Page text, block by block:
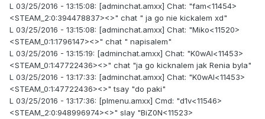
L 03/25/2016 - 13:15:08: [adminchat.amxx] Chat: "fam<11454>
<STEAM_2:0:394478837><>" chat " ja go nie kickalem xd"
L 03/25/2016 - 13:15:08: [adminchat.amxx] Chat: "Miko<11520>
<STEAM_0:1:1796147><>" chat " napisalem"
L 03/25/2016 - 13:15:19: [adminchat.amxx] Chat: "K0wAl<11453>
<STEAM_0:1:47722436><>" chat "ja go kicknalem jak Renia byla"
L 03/25/2016 - 13:17:33: [adminchat.amxx] Chat: "K0wAl<11453>
<STEAM_0:1:47722436><>" tsay "do paki"
L 03/25/2016 - 13:17:36: [plmenu.amxx] Cmd: "d1v<11546>
<STEAM_2:0:948996974><>" slay "BiZ0N<11523>